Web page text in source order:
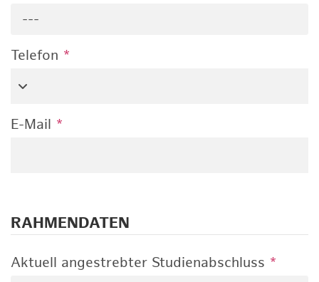
---
Telefon *
E-Mail *
RAHMENDATEN
Aktuell angestrebter Studienabschluss *